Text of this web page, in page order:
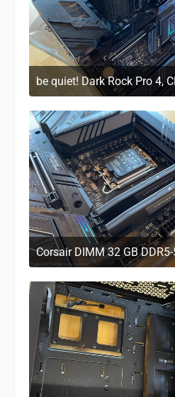
29. März 2023 um
29. März 2023 um